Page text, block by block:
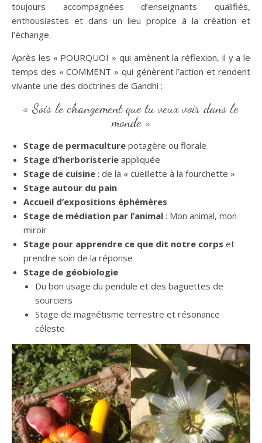
toujours accompagnées d’enseignants qualifiés,
enthousiastes et dans un lieu propice à la création et
l’échange.
Après les « POURQUOI » qui amènent la réflexion, il y a le
temps des « COMMENT » qui génèrent l’action et rendent
vivante une des doctrines de Gandhi :
« Sois le changement que tu veux voir dans le
monde »
Stage de permaculture potagère ou florale
Stage d’herboristerie appliquée
Stage de cuisine : de la « cueillette à la fourchette »
Stage autour du pain
Accueil d’expositions éphémères
Stage de médiation par l’animal : Mon animal, mon
miroir
Stage pour apprendre ce que dit notre corps et
prendre soin de la réponse
Stage de géobiologie
Du bon usage du pendule et des baguettes de
sourciers
Stage de magnétisme terrestre et résonance
céleste